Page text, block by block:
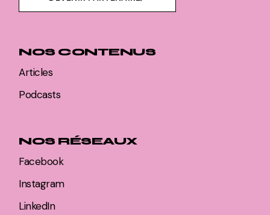
NOS CONTENUS
Articles
Podcasts
NOS RÉSEAUX
Facebook
Instagram
LinkedIn